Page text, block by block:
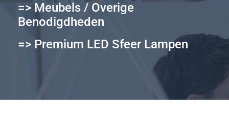
=> Meubels / Overige
Benodigdheden
=> Premium LED Sfeer Lampen